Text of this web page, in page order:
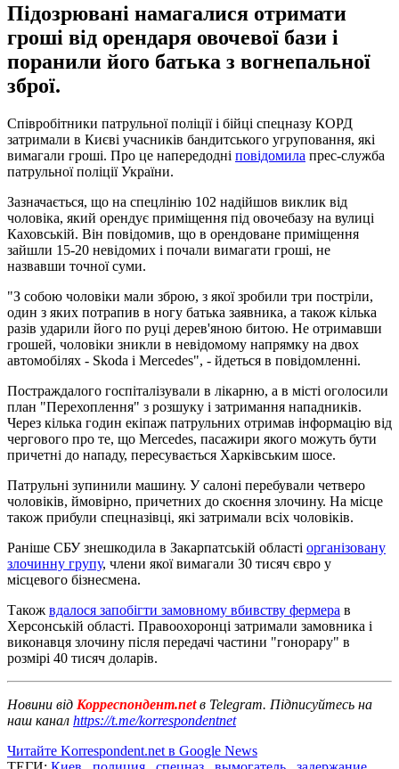
Підозрювані намагалися отримати
гроші від орендаря овочевої бази і
поранили його батька з вогнепальної
зброї.
Співробітники патрульної поліції і бійці спецназу КОРД
затримали в Києві учасників бандитського угруповання, які
вимагали гроші. Про це напередодні повідомила прес-служба
патрульної поліції України.
Зазначається, що на спецлінію 102 надійшов виклик від
чоловіка, який орендує приміщення під овочебазу на вулиці
Каховській. Він повідомив, що в орендоване приміщення
зайшли 15-20 невідомих і почали вимагати гроші, не
назвавши точної суми.
"З собою чоловіки мали зброю, з якої зробили три постріли,
один з яких потрапив в ногу батька заявника, а також кілька
разів ударили його по руці дерев'яною битою. Не отримавши
грошей, чоловіки зникли в невідомому напрямку на двох
автомобілях - Skoda і Mercedes", - йдеться в повідомленні.
Постраждалого госпіталізували в лікарню, а в місті оголосили
план "Перехоплення" з розшуку і затримання нападників.
Через кілька годин екіпаж патрульних отримав інформацію від
чергового про те, що Mercedes, пасажири якого можуть бути
причетні до нападу, пересувається Харківським шосе.
Патрульні зупинили машину. У салоні перебували четверо
чоловіків, ймовірно, причетних до скоєння злочину. На місце
також прибули спецназівці, які затримали всіх чоловіків.
Раніше СБУ знешкодила в Закарпатській області організовану
злочинну групу, члени якої вимагали 30 тисяч євро у
місцевого бізнесмена.
Також вдалося запобігти замовному вбивству фермера в
Херсонській області. Правоохоронці затримали замовника і
виконавця злочину після передачі частини "гонорару" в
розмірі 40 тисяч доларів.
Новини від Корреспондент.netв Telegram. Підписуйтесь на
наш канал https://t.me/korrespondentnet
Читайте Korrespondent.net в Google News